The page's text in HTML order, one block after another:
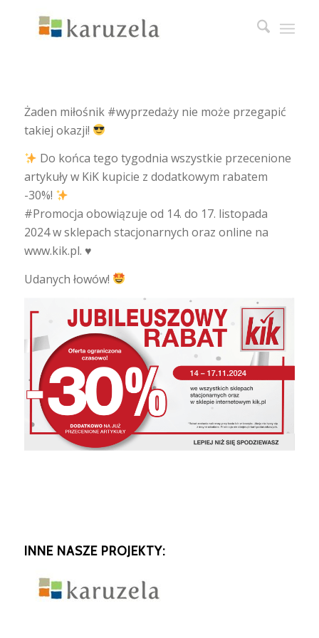
Żaden miłośnik #wyprzedaży nie może przegapić
takiej okazji!
Do końca tego tygodnia wszystkie przecenione
artykuły w KiK kupicie z dodatkowym rabatem
-30%!
#Promocja obowiązuje od 14. do 17. listopada
2024 w sklepach stacjonarnych oraz online na
www.kik.pl. ♥️
Udanych łowów!
INNE NASZE PROJEKTY: